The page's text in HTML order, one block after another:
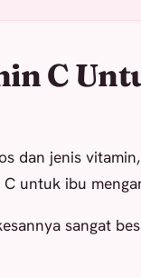
C
dan jenis
untuk ibu
sangat